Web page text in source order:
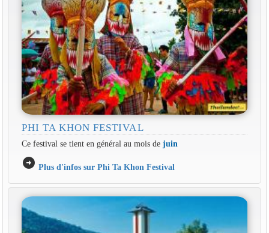
PHI TA KHON FESTIVAL
Ce festival se tient en général au mois de juin
arrow_circle_right Plus d'infos sur Phi Ta Khon Festival